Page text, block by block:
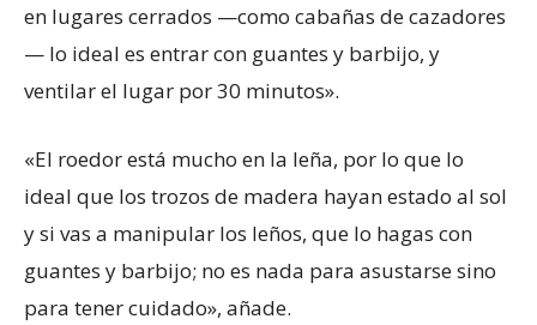
en lugares cerrados —como cabañas de cazadores
— lo ideal es entrar con guantes y barbijo, y
ventilar el lugar por 30 minutos».
«El roedor está mucho en la leña, por lo que lo
ideal que los trozos de madera hayan estado al sol
y si vas a manipular los leños, que lo hagas con
guantes y barbijo; no es nada para asustarse sino
para tener cuidado», añade.